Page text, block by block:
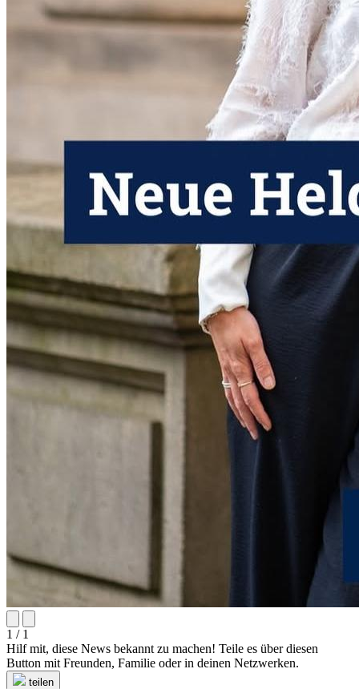
1 / 1
Hilf mit, diese News bekannt zu machen! Teile es über diesen
Button mit Freunden, Familie oder in deinen Netzwerken.
teilen